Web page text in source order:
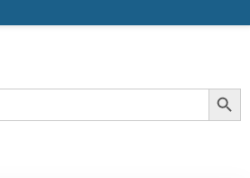
Search Button